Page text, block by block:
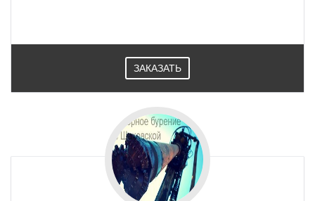
ЗАКАЗАТЬ